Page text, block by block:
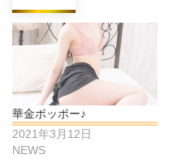
華金ポッポー♪
2021年3月12日
NEWS